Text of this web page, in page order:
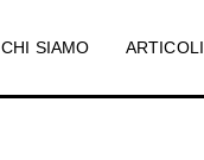
CHI SIAMO ARTICOLI